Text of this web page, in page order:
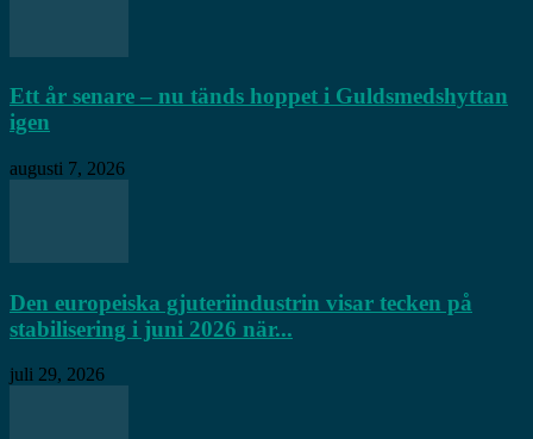
Ett år senare – nu tänds hoppet i Guldsmedshyttan
igen
augusti 7, 2026
Den europeiska gjuteriindustrin visar tecken på
stabilisering i juni 2026 när...
juli 29, 2026